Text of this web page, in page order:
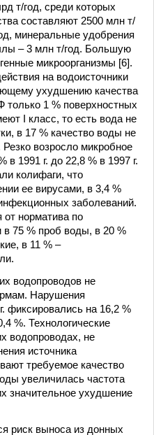
т/год, среди которых
составляют 2500 млн т/
минеральные удобрения
– 3 млн т/год. Большую
микроорганизмы [6].
на водоисточники
ухудшению качества
1 % поверхностных
I класс, то есть вода не
в 17 % качество воды не
возросло микробное
в 1991 г. до 22,8 % в 1997 г.
колифаги, что
ее вирусами, в 3,4 %
заболеваний.
от норматива по
в 75 % проб воды, в 20 %
в 11 % –
водопроводов не
Нарушения
фиксировались на 16,2 %
%. Технологические
водопроводах, не
источника
требуемое качество
увеличилась частота
значительное ухудшение
риск выноса из донных